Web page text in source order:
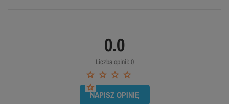
0.0
Liczba opinii: 0
NAPISZ OPINIĘ